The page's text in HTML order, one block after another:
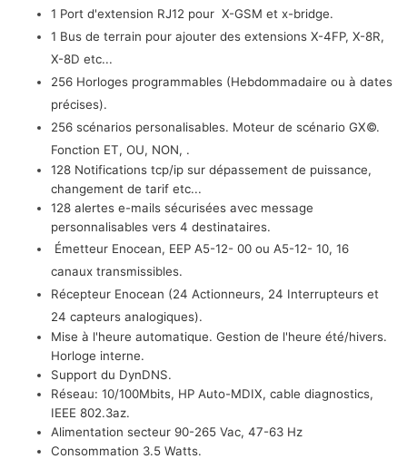
1 Port d'extension RJ12 pour X-GSM et x-bridge.
1 Bus de terrain pour ajouter des extensions X-4FP, X-8R,
X-8D etc...
256 Horloges programmables (Hebdommadaire ou à dates
précises).
256 scénarios personalisables. Moteur de scénario GX©.
Fonction ET, OU, NON, .
128 Notifications tcp/ip sur dépassement de puissance,
changement de tarif etc...
128 alertes e-mails sécurisées avec message
personnalisables vers 4 destinataires.
Émetteur Enocean, EEP A5-12- 00 ou A5-12- 10, 16
canaux transmissibles.
Récepteur Enocean (24 Actionneurs, 24 Interrupteurs et
24 capteurs analogiques).
Mise à l'heure automatique. Gestion de l'heure été/hivers.
Horloge interne.
Support du DynDNS.
Réseau: 10/100Mbits, HP Auto-MDIX, cable diagnostics,
IEEE 802.3az.
Alimentation secteur 90-265 Vac, 47-63 Hz
Consommation 3.5 Watts.